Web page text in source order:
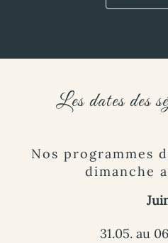
Les dates des
Nos programmes
dimanche
31.05. au